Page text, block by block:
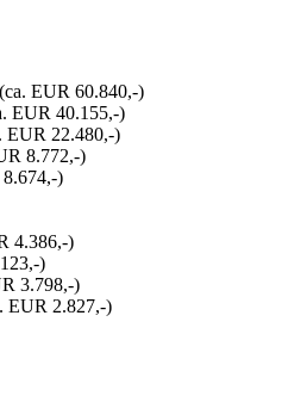
EUR 60.840,-)
EUR 40.155,-)
EUR 22.480,-)
8.772,-)
)
4.386,-)
)
3.798,-)
EUR 2.827,-)